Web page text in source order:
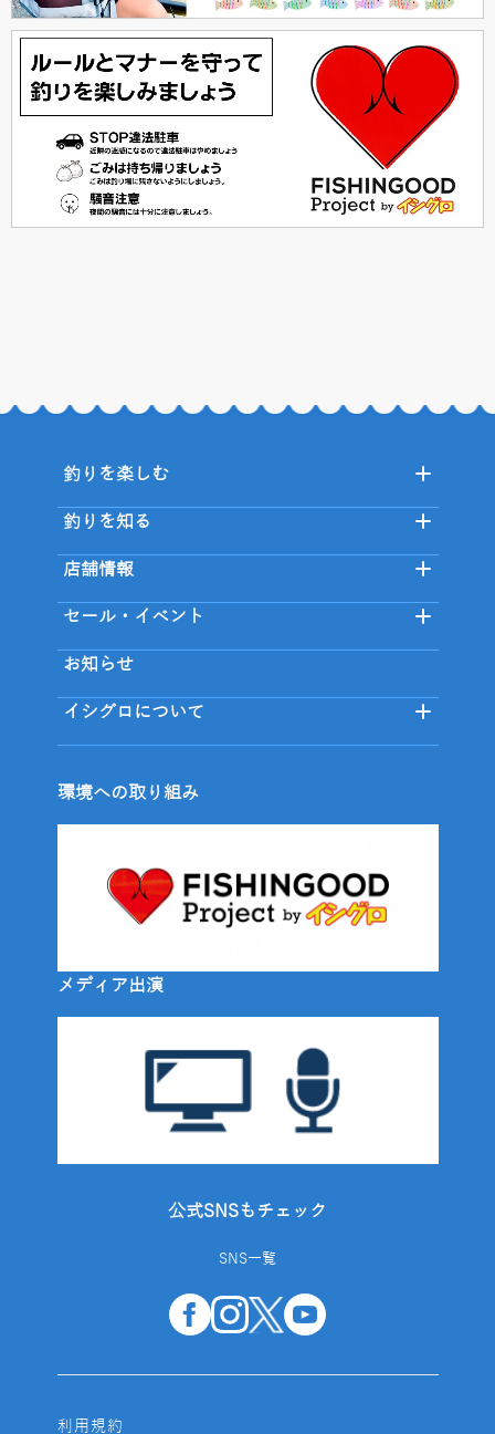
釣りを楽しむ
釣りを知る
店舗情報
セール・イベント
お知らせ
イシグロについて
環境への取り組み
メディア出演
公式SNSもチェック
SNS一覧
利用規約